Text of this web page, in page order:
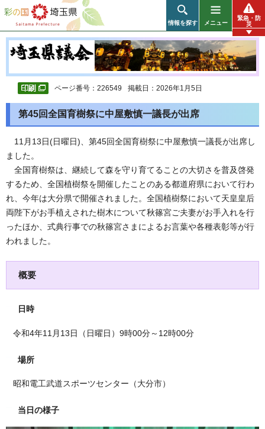
彩の国 埼玉県
情報を探す メニュー
緊急・防
災
ページ番号：226549 掲載日：2026年1月5日
第45回全国育樹祭に中屋敷慎一議長が出席
11月13日(日曜日)、第45回全国育樹祭に中屋敷慎一議長が出席し
ました。
全国育樹祭は、継続して森を守り育てることの大切さを普及啓発
するため、全国植樹祭を開催したことのある都道府県において行わ
れ、今年は大分県で開催されました。全国植樹祭において天皇皇后
両陛下がお手植えされた樹木について秋篠宮ご夫妻がお手入れを行
ったほか、式典行事での秋篠宮さまによるお言葉や各種表彰等が行
われました。
概要
日時
令和4年11月13日（日曜日）9時00分～12時00分
場所
昭和電工武道スポーツセンター（大分市）
当日の様子